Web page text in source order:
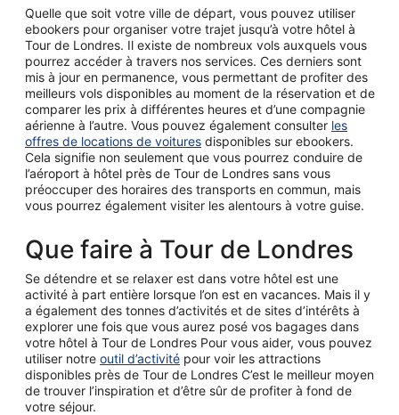
Quelle que soit votre ville de départ, vous pouvez utiliser
ebookers pour organiser votre trajet jusqu’à votre hôtel à
Tour de Londres. Il existe de nombreux vols auxquels vous
pourrez accéder à travers nos services. Ces derniers sont
mis à jour en permanence, vous permettant de profiter des
meilleurs vols disponibles au moment de la réservation et de
comparer les prix à différentes heures et d’une compagnie
aérienne à l’autre. Vous pouvez également consulter les
offres de locations de voitures disponibles sur ebookers.
Cela signifie non seulement que vous pourrez conduire de
l’aéroport à hôtel près de Tour de Londres sans vous
préoccuper des horaires des transports en commun, mais
vous pourrez également visiter les alentours à votre guise.
Que faire à Tour de Londres
Se détendre et se relaxer est dans votre hôtel est une
activité à part entière lorsque l’on est en vacances. Mais il y
a également des tonnes d’activités et de sites d’intérêts à
explorer une fois que vous aurez posé vos bagages dans
votre hôtel à Tour de Londres Pour vous aider, vous pouvez
utiliser notre outil d’activité pour voir les attractions
disponibles près de Tour de Londres C’est le meilleur moyen
de trouver l’inspiration et d’être sûr de profiter à fond de
votre séjour.